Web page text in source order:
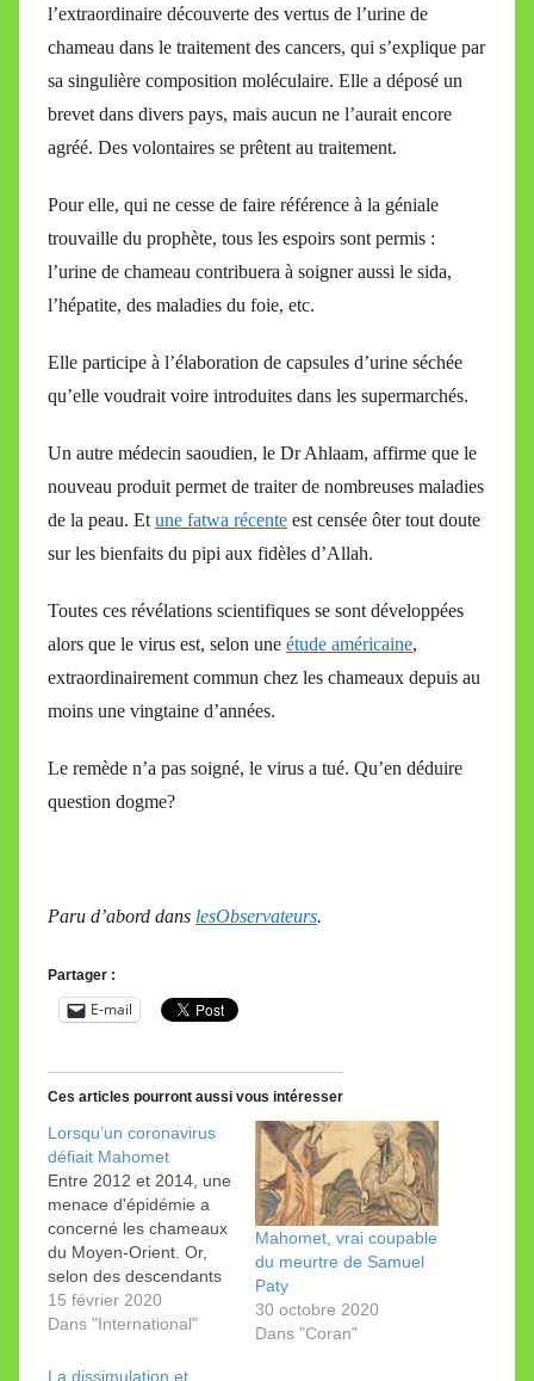
l’extraordinaire découverte des vertus de l’urine de
chameau dans le traitement des cancers, qui s’explique par
sa singulière composition moléculaire. Elle a déposé un
brevet dans divers pays, mais aucun ne l’aurait encore
agréé. Des volontaires se prêtent au traitement.
Pour elle, qui ne cesse de faire référence à la géniale
trouvaille du prophète, tous les espoirs sont permis :
l’urine de chameau contribuera à soigner aussi le sida,
l’hépatite, des maladies du foie, etc.
Elle participe à l’élaboration de capsules d’urine séchée
qu’elle voudrait voire introduites dans les supermarchés.
Un autre médecin saoudien, le Dr Ahlaam, affirme que le
nouveau produit permet de traiter de nombreuses maladies
de la peau. Et une fatwa récente est censée ôter tout doute
sur les bienfaits du pipi aux fidèles d’Allah.
Toutes ces révélations scientifiques se sont développées
alors que le virus est, selon une étude américaine,
extraordinairement commun chez les chameaux depuis au
moins une vingtaine d’années.
Le remède n’a pas soigné, le virus a tué. Qu’en déduire
question dogme?
Paru d’abord dans lesObservateurs.
Partager :
E-mail
Ces articles pourront aussi vous intéresser
Lorsqu’un coronavirus
défiait Mahomet
Entre 2012 et 2014, une
menace d'épidémie a
concerné les chameaux
du Moyen-Orient. Or,
selon des descendants
de Mahomet, boire leur
urine est un remède
conjoncture m'invite à
15 février 2020
Dans "International"
Mahomet, vrai coupable
du meurtre de Samuel
Paty
30 octobre 2020
Dans "Coran"
La dissimulation et